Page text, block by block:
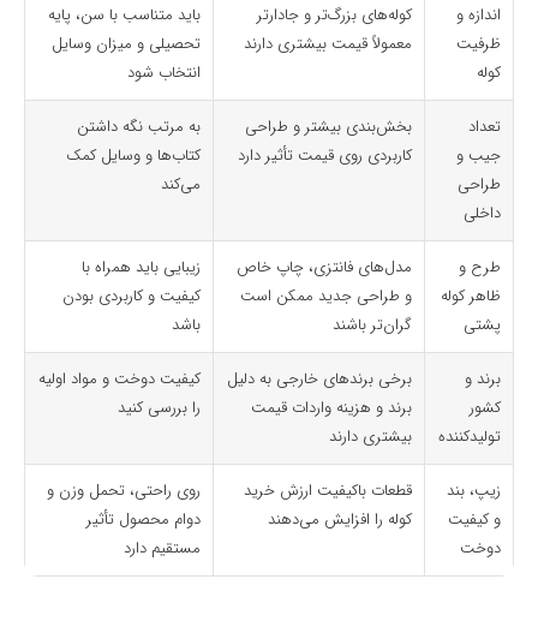
اندازه و
ظرفیت
کوله
کوله‌های بزرگ‌تر و جادارتر
معمولاً قیمت بیشتری دارند
باید متناسب با سن، پایه
تحصیلی و میزان وسایل
انتخاب شود
تعداد
جیب و
طراحی
داخلی
بخش‌بندی بیشتر و طراحی
کاربردی روی قیمت تأثیر دارد
به مرتب نگه داشتن
کتاب‌ها و وسایل کمک
می‌کند
طرح و
ظاهر کوله
پشتی
مدل‌های فانتزی، چاپ خاص
و طراحی جدید ممکن است
گران‌تر باشند
زیبایی باید همراه با
کیفیت و کاربردی بودن
باشد
برند و
کشور
تولیدکننده
برخی برندهای خارجی به دلیل
برند و هزینه واردات قیمت
بیشتری دارند
کیفیت دوخت و مواد اولیه
را بررسی کنید
زیپ، بند
و کیفیت
دوخت
قطعات باکیفیت ارزش خرید
کوله را افزایش می‌دهند
روی راحتی، تحمل وزن و
دوام محصول تأثیر
مستقیم دارد